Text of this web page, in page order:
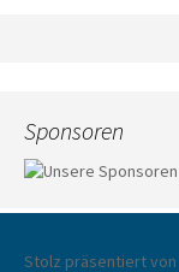
Sponsoren
Stolz präsentiert von